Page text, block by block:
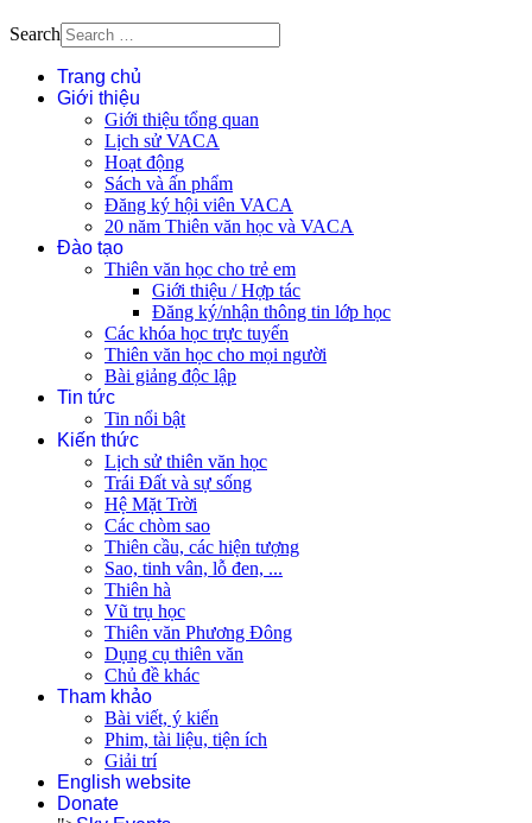
Search
Trang chủ
Giới thiệu
Giới thiệu tổng quan
Lịch sử VACA
Hoạt động
Sách và ấn phẩm
Đăng ký hội viên VACA
20 năm Thiên văn học và VACA
Đào tạo
Thiên văn học cho trẻ em
Giới thiệu / Hợp tác
Đăng ký/nhận thông tin lớp học
Các khóa học trực tuyến
Thiên văn học cho mọi người
Bài giảng độc lập
Tin tức
Tin nổi bật
Kiến thức
Lịch sử thiên văn học
Trái Đất và sự sống
Hệ Mặt Trời
Các chòm sao
Thiên cầu, các hiện tượng
Sao, tinh vân, lỗ đen, ...
Thiên hà
Vũ trụ học
Thiên văn Phương Đông
Dụng cụ thiên văn
Chủ đề khác
Tham khảo
Bài viết, ý kiến
Phim, tài liệu, tiện ích
Giải trí
English website
Donate